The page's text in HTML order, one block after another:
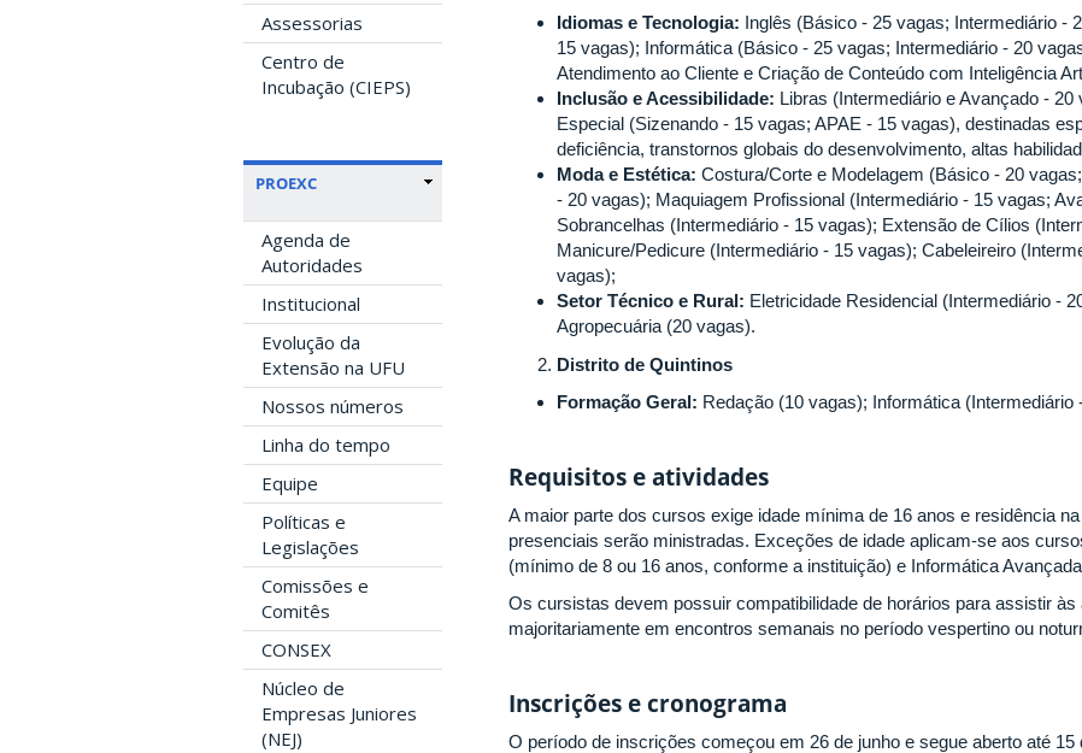
Assessorias
Centro de
Incubação (CIEPS)
PROEXC
Agenda de
Autoridades
Institucional
Evolução da
Extensão na UFU
Nossos números
Linha do tempo
Equipe
Políticas e
Legislações
Comissões e
Comitês
CONSEX
Núcleo de
Empresas Juniores
(NEJ)
Idiomas e Tecnologia: Inglês (Básico - 25 vagas; Intermediário -
15 vagas); Informática (Básico - 25 vagas; Intermediário - 20
Atendimento ao Cliente e Criação de Conteúdo com Inteligência
Inclusão e Acessibilidade: Libras (Intermediário e Avançado -
Especial (Sizenando - 15 vagas; APAE - 15 vagas), destinadas
deficiência, transtornos globais do desenvolvimento, altas
Moda e Estética: Costura/Corte e Modelagem (Básico - 20
- 20 vagas); Maquiagem Profissional (Intermediário - 15 vagas;
Sobrancelhas (Intermediário - 15 vagas); Extensão de Cílios
Manicure/Pedicure (Intermediário - 15 vagas); Cabeleireiro
vagas);
Setor Técnico e Rural: Eletricidade Residencial (Intermediário -
Agropecuária (20 vagas).
Distrito de Quintinos
Formação Geral: Redação (10 vagas); Informática
Requisitos e atividades
A maior parte dos cursos exige idade mínima de 16 anos e residência
presenciais serão ministradas. Exceções de idade aplicam-se aos
(mínimo de 8 ou 16 anos, conforme a instituição) e Informática
Os cursistas devem possuir compatibilidade de horários para assistir às
majoritariamente em encontros semanais no período vespertino ou
Inscrições e cronograma
O período de inscrições começou em 26 de junho e segue aberto até